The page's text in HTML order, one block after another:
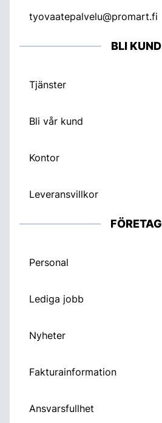
tyovaatepalvelu@promart.fi
BLI KUND
Tjänster
Bli vår kund
Kontor
Leveransvillkor
FÖRETAG
Personal
Lediga jobb
Nyheter
Fakturainformation
Ansvarsfullhet